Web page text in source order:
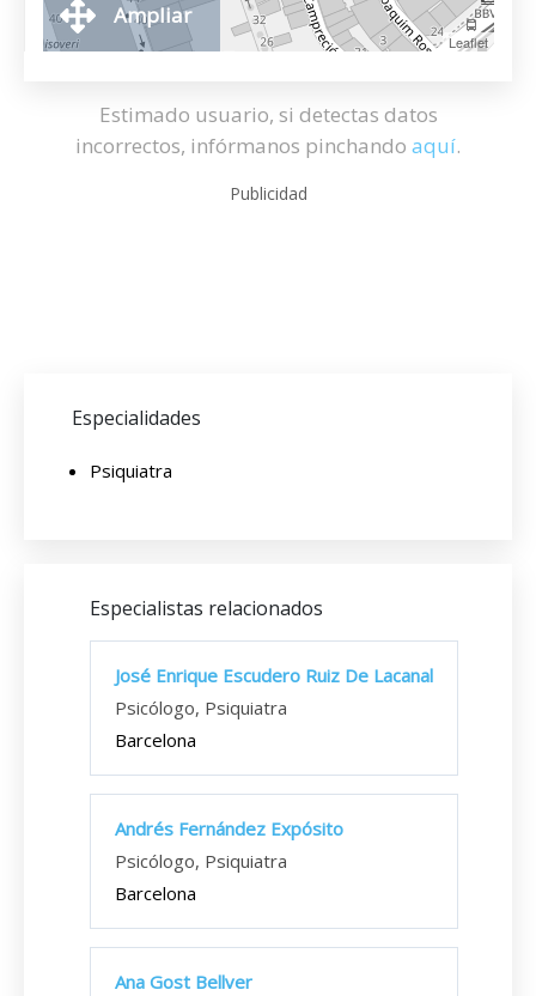
Leaflet
Ampliar
Estimado usuario, si detectas datos
incorrectos, infórmanos pinchando aquí.
Publicidad
Especialidades
Psiquiatra
Especialistas relacionados
José Enrique Escudero Ruiz De Lacanal
Psicólogo, Psiquiatra
Barcelona
Andrés Fernández Expósito
Psicólogo, Psiquiatra
Barcelona
Ana Gost Bellver